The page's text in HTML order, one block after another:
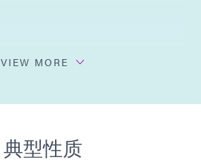
VIEW MORE
典型性质